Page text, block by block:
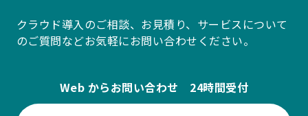
クラウド導入のご相談、お見積り、サービスについて
のご質問などお気軽にお問い合わせください。
Web からお問い合わせ 24時間受付